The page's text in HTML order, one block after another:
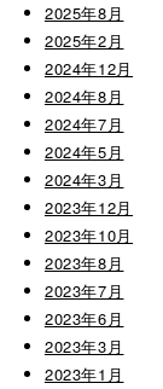
2025年8月
2025年2月
2024年12月
2024年8月
2024年7月
2024年5月
2024年3月
2023年12月
2023年10月
2023年8月
2023年7月
2023年6月
2023年3月
2023年1月